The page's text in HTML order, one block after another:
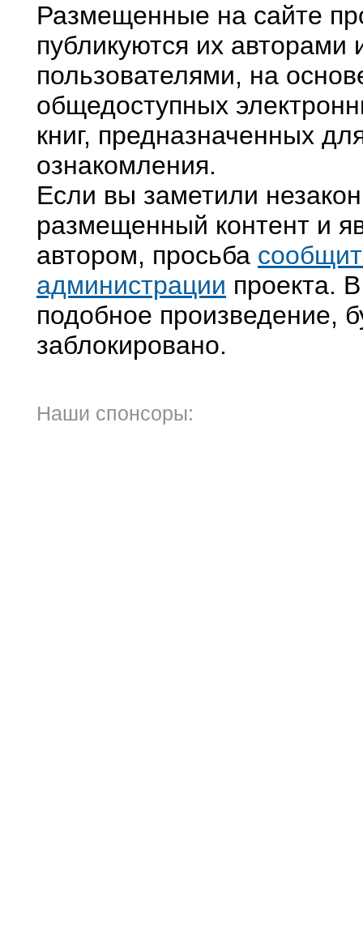
Размещенные на сайте
публикуются их авторами
пользователями, на
общедоступных
книг, предназначенных
ознакомления.
Если вы заметили
размещенный контент и
автором, просьба
администрации проекта.
подобное произведение,
заблокировано.
Наши спонсоры: